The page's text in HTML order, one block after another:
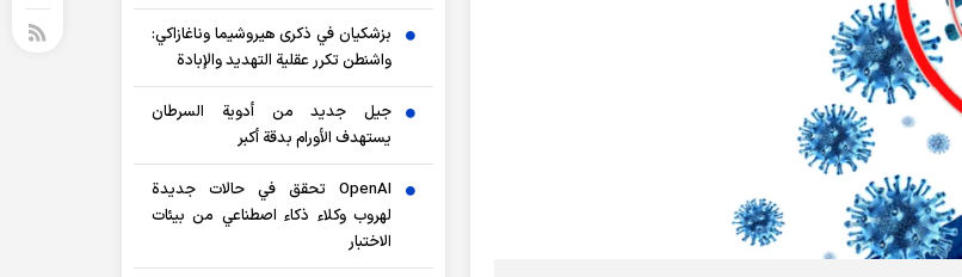
بزشكيان في ذكرى هيروشيما وناغازاكي:
واشنطن تكرر عقلية التهديد والإبادة
جيل جديد من أدوية السرطان
يستهدف الأورام بدقة أكبر
OpenAI تحقق في حالات جديدة
لهروب وكلاء ذكاء اصطناعي من بيئات
الاختبار